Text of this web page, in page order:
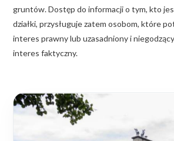
gruntów. Dostęp do informacji o tym, kto
działki, przysługuje zatem osobom, które
interes prawny lub uzasadniony i
interes faktyczny.